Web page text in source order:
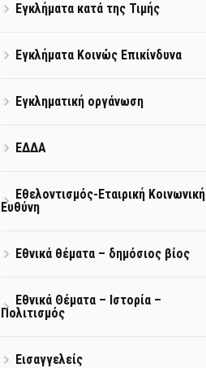
Εγκλήματα κατά της Τιμής
Εγκλήματα Κοινώς Επικίνδυνα
Εγκληματική οργάνωση
ΕΔΔΑ
Εθελοντισμός-Εταιρική Κοινωνική
Ευθύνη
Εθνικά θέματα – δημόσιος βίος
Εθνικά Θέματα – Ιστορία –
Πολιτισμός
Εισαγγελείς